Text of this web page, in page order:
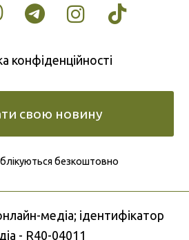
VimeoTumblrInstagram
Tiktok
конфіденційності
свою новину
безкоштовно
медіа; ідентифікатор
- R40-04011